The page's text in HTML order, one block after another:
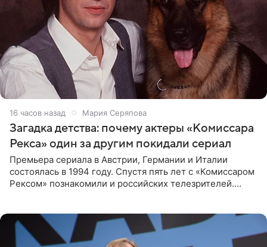
16 часов назад Мария Серяпова
Загадка детства: почему актеры «Комиссара
Рекса» один за другим покидали сериал
Премьера сериала в Австрии, Германии и Италии
состоялась в 1994 году. Спустя пять лет с «Комиссаром
Рексом» познакомили и российских телезрителей.